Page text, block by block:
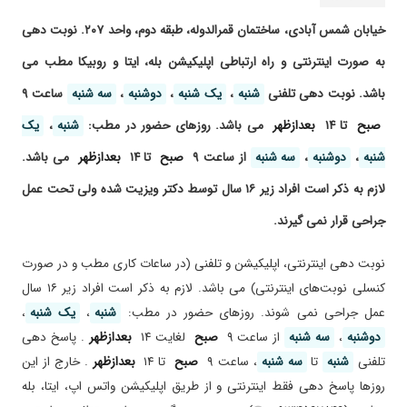
عالیییییی هستند ۱۴۰۰/۰۸/۱۲
دکتر بسیار مهربان وحاذقی هستند وبا دقت به
صحبت های بیمار گوش میدهند
۱۴۰۵/۰۴/۰۳
سلام من براویزیت رفتم خدمتشون اخلاق دکتر که
واقعا عالی ونمونه خیلی عالی توضیح میدادند
منشی هم واقعاخوش برخورد.یه اکیپ نمونه بودند
۱۴۰۵/۰۲/۰۸
وقت برای ویزیت مریص صرف میکنند.ایشان سه
پلاک گذاشتند و همه چیز عالی بود و هیچ مشکلی
در هیچ زمینه ای نداشتیم
عمل موچ پا پسرم ۱۴۰۳/۱۲/۰۷
سلام ، از انجام معاینه دقیق،وقت شناسی و احترام
ایشان متشکرم
۱۴۰۵/۰۴/۲۲
بسیار خوش اخلاق و باشخصیت ۱۴۰۲/۰۸/۲۱
خیابان شمس آبادی، ساختمان قمرالدوله، طبقه دوم، واحد ۲۰۷. نوبت دهی
به صورت اینترنتی و راه ارتباطی اپلیکیشن بله، ایتا و روبیکا مطب می
باشد. نوبت دهی تلفنی شنبه ، یک شنبه ، دوشنبه ، سه شنبه ساعت ۹
صبح تا ۱۴ بعدازظهر می باشد. روزهای حضور در مطب: شنبه ، یک
شنبه ، دوشنبه ، سه شنبه از ساعت ۹ صبح تا ۱۴ بعدازظهر می باشد.
لازم به ذکر است افراد زیر ۱۶ سال توسط دکتر ویزیت شده ولی تحت عمل
جراحی قرار نمی گیرند.
نوبت دهی اینترنتی، اپلیکیشن و تلفنی (در ساعات کاری مطب و در صورت
کنسلی نوبت‌های اینترنتی) می باشد. لازم به ذکر است افراد زیر ۱۶ سال
عمل جراحی نمی شوند. روز‌های حضور در مطب:
شنبه ، یک شنبه ،
دوشنبه ، سه شنبه از ساعت ۹ صبح لغایت ۱۴ بعدازظهر . پاسخ دهی
تلفنی شنبه تا سه شنبه ، ساعت ۹ صبح تا ۱۴ بعدازظهر . خارج از این
روز‌ها پاسخ دهی فقط اینترنتی و از طریق اپلیکیشن واتس اپ، ایتا، بله